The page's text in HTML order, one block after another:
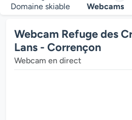
Domaine skiable Webcams
Webcam Refuge des
Lans - Corrençon
Webcam en direct